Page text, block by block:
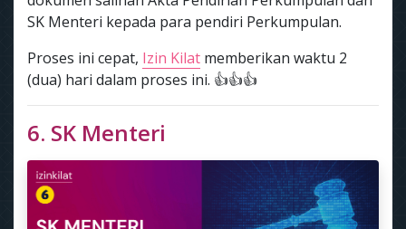
SK Menteri kepada para pendiri Perkumpulan.
Proses ini cepat, Izin Kilat memberikan waktu 2
(dua) hari dalam proses ini. 👍👍👍
6. SK Menteri